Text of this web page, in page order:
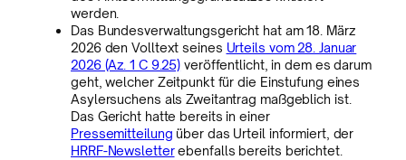
werden.
Das Bundesverwaltungsgericht hat am 18. März
2026 den Volltext seines Urteils vom 28. Januar
2026 (Az. 1 C 9.25) veröffentlicht, in dem es darum
geht, welcher Zeitpunkt für die Einstufung eines
Asylersuchens als Zweitantrag maßgeblich ist.
Das Gericht hatte bereits in einer
Pressemitteilung über das Urteil informiert, der
HRRF-Newsletterebenfalls bereits berichtet.